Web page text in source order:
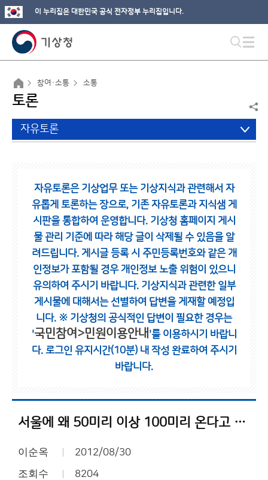
이 누리집은 대한민국 공식 전자정부 누리집입니다.
참여·소통 소통
토론
자유토론
자유토론은 기상업무 또는 기상지식과 관련해서 자
유롭게 토론하는 장으로, 기존 자유토론과 지식샘 게
시판을 통합하여 운영합니다. 기상청 홈페이지 게시
물 관리 기준에 따라 해당 글이 삭제될 수 있음을 알
려드립니다. 게시글 등록 시 주민등록번호와 같은 개
인정보가 포함될 경우 개인정보 노출 위험이 있으니
유의하여 주시기 바랍니다. 기상지식과 관련한 일부
게시물에 대해서는 선별하여 답변을 게재할 예정입
니다. ※ 기상청의 공식적인 답변이 필요한 경우는
'국민참여>민원이용안내 '를 이용하시기 바랍니
다. 로그인 유지시간(10분) 내 작성 완료하여 주시기
바랍니다.
서울에 왜 50미리 이상 100미리 온다고 했을까?
이순옥 2012/08/30
조회수 8204